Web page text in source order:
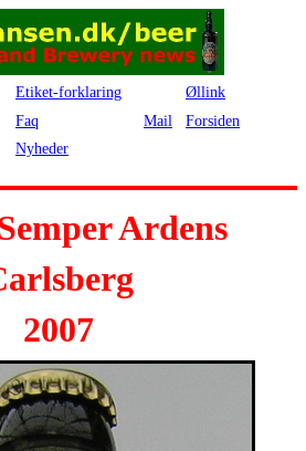
Etiket-forklaring
Øllink
Faq Mail
Forsiden
Nyheder
Ardens
2007